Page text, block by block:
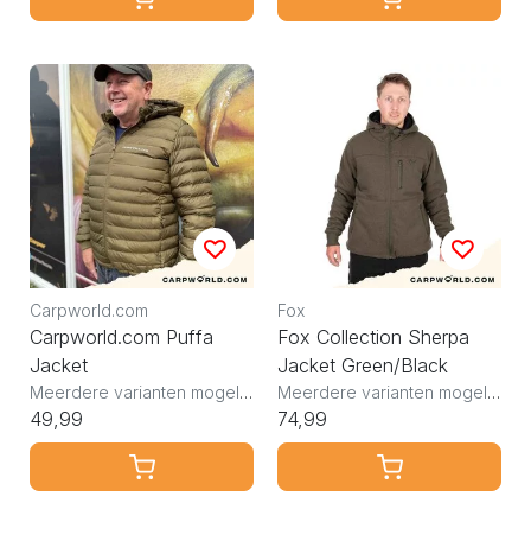
Carpworld.com
Carpworld.com Puffa
Jacket
Meerdere varianten mogelijk
49,99
Fox
Fox Collection Sherpa
Jacket Green/Black
Meerdere varianten mogelijk
74,99